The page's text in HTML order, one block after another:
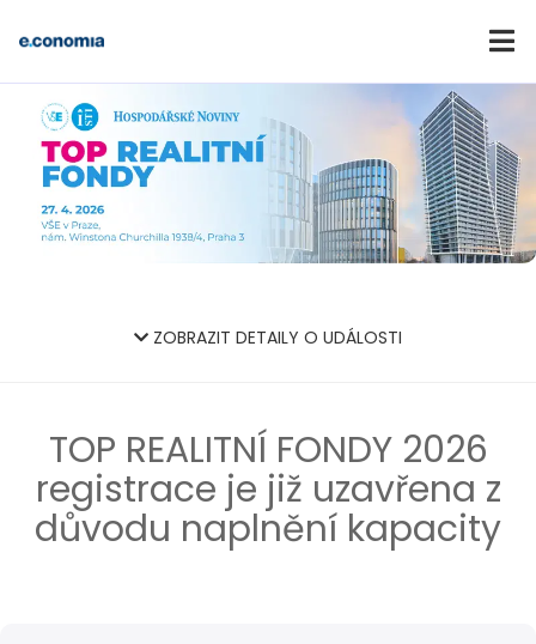
ZOBRAZIT DETAILY O UDÁLOSTI
TOP REALITNÍ FONDY 2026
registrace je již uzavřena z
důvodu naplnění kapacity